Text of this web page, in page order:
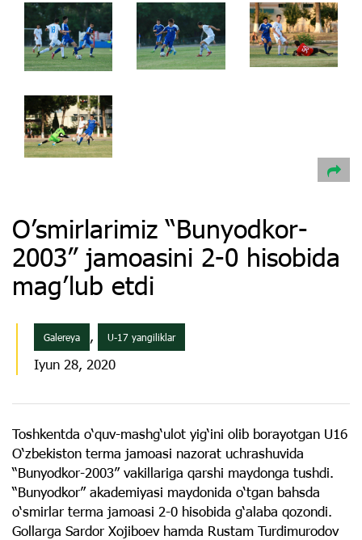
O’smirlarimiz “Bunyodkor-
2003” jamoasini 2-0 hisobida
mag’lub etdi
Galereya , U-17 yangiliklar
Iyun 28, 2020
Toshkentda o‘quv-mashg‘ulot yig‘ini olib borayotgan U16
O‘zbekiston terma jamoasi nazorat uchrashuvida
“Bunyodkor-2003” vakillariga qarshi maydonga tushdi.
“Bunyodkor” akademiyasi maydonida o‘tgan bahsda
o‘smirlar terma jamoasi 2-0 hisobida g‘alaba qozondi.
Gollarga Sardor Xojiboev hamda Rustam Turdimurodov